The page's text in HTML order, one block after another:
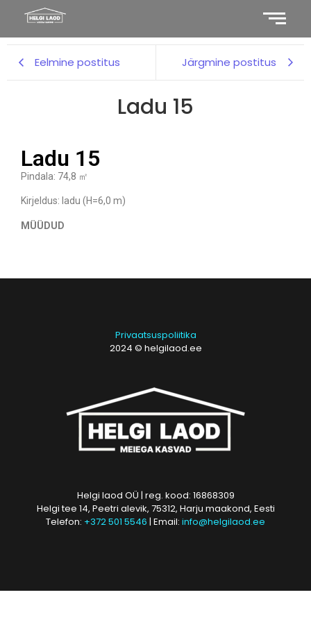
Eelmine postitus Järgmine postitus
Ladu 15
Ladu 15
Pindala: 74,8 ㎡
Kirjeldus: ladu (H=6,0 m)
MÜÜDUD
Privaatsuspoliitika
2024 © helgilaod.ee
Helgi laod OÜ | reg. kood: 16868309
Helgi tee 14, Peetri alevik, 75312, Harju maakond, Eesti
Telefon: +372 501 5546 | Email: info@helgilaod.ee